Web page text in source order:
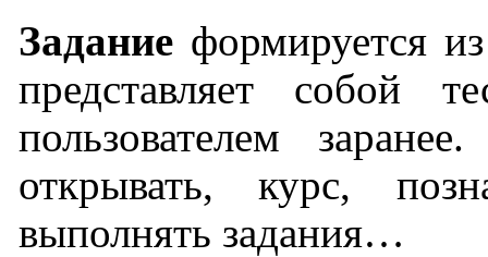
Задание формируется
представляет собой
пользователем
открывать, курс,
выполнять задания…